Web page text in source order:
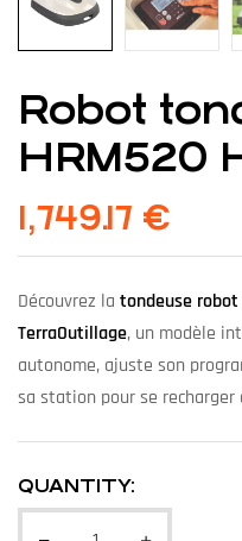
Robot
HRM520
1,749.17 €
Découvrez la tondeuse robot
TerraOutillage, un modèle
autonome, ajuste son
sa station pour se
QUANTITY: